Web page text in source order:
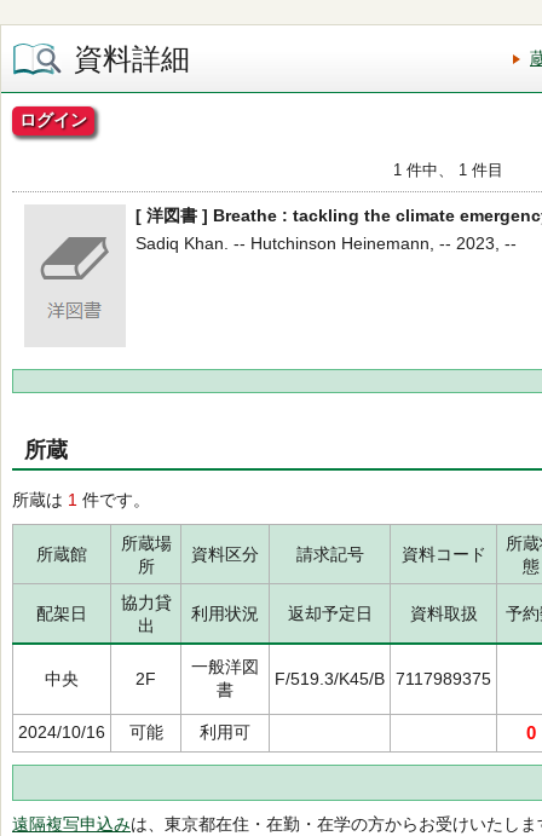
資料詳細
ログイン
1 件中、 1 件目
[ 洋図書 ] Breathe : tackling the climate
Sadiq Khan. -- Hutchinson Heinemann, -- 2023, --
所蔵
所蔵は 1 件です。
所蔵館
所蔵場
所
資料区分 請求記号 資料コード
所
態
配架日
協力貸
出
利用状況 返却予定日 資料取扱 予
中央 2F
一般洋図
書
F/519.3/K45/B 7117989375
2024/10/16 可能 利用可 0
遠隔複写申込みは、東京都在住・在勤・在学の方からお受けいたしま